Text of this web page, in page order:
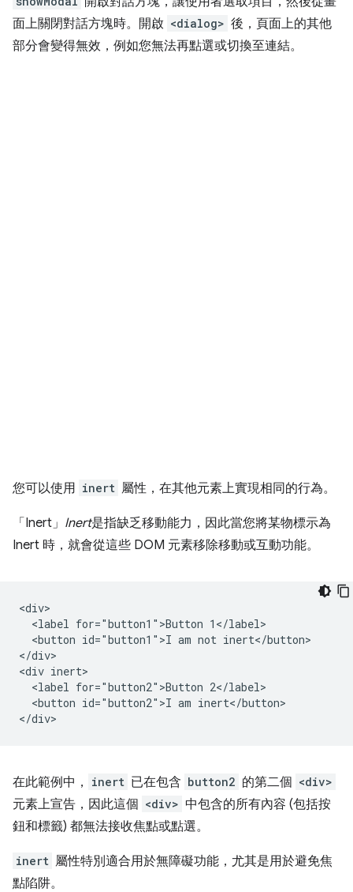
面上關閉對話方塊時。開啟 <dialog> 後，頁面上的其他
部分會變得無效，例如您無法再點選或切換至連結。
您可以使用 inert 屬性，在其他元素上實現相同的行為。
「Inert」 Inert是指缺乏移動能力，因此當您將某物標示為
Inert 時，就會從這些 DOM 元素移除移動或互動功能。
<div>
  <label for="button1">Button 1</label>
  <button id="button1">I am not inert</button>
</div>
<div inert>
  <label for="button2">Button 2</label>
  <button id="button2">I am inert</button>
在此範例中， inert 已在包含 button2 的第二個 <div>
元素上宣告，因此這個 <div> 中包含的所有內容 (包括按
鈕和標籤) 都無法接收焦點或點選。
inert 屬性特別適合用於無障礙功能，尤其是用於避免焦
點陷阱。